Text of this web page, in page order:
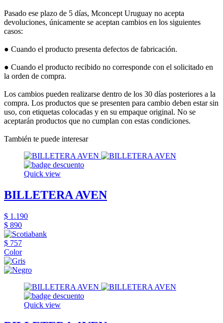
Pasado ese plazo de 5 días, Mconcept Uruguay no acepta
devoluciones, únicamente se aceptan cambios en los siguientes
casos:
● Cuando el producto presenta defectos de fabricación.
● Cuando el producto recibido no corresponde con el solicitado en
la orden de compra.
Los cambios pueden realizarse dentro de los 30 días posteriores a la
compra. Los productos que se presenten para cambio deben estar sin
uso, con etiquetas colocadas y en su empaque original. No se
aceptarán productos que no cumplan con estas condiciones.
También te puede interesar
Quick view
BILLETERA AVEN
$ 1.190
$ 890
$ 757
Color
Quick view